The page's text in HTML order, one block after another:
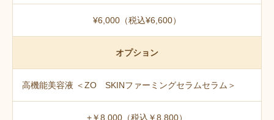
¥6,000（税込¥6,600）
オプション
高機能美容液 ＜ZO SKINファーミングセラムセラム＞
+￥8,000（税込￥8,800）